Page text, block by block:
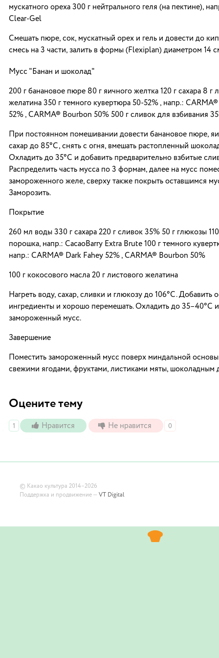
мускатного ореха 300 г нейтрального геля (на пектине),
Clear-Gel
Смешать пюре, сок, мускатный орех и гель и довести до
смесь на 3 части, залить в формы (Flexiplan) диаметром 14
Мусс "Банан и шоколад"
200 г банановое пюре 80 г яичного желтка 120 г сахара 8 г
желатина 350 г темного кувертюра 50-52% , напр.:
52% , CARMA® Bourbon 50% 500 г сливок для взбивания
При постоянном помешивании довести банановое пюре,
сахар до 85°C, снять с огня, вмешать растопленный
Охладить до 35°C и добавить предварительно взбитые
Распределить часть мусса по 3 формам, далее на мусс
замороженного желе, сверху также покрыть оставшимся
Заморозить.
Покрытие
260 мл воды 330 г сахара 220 г сливок 35% 50 г глюкозы
порошка, напр.: CacaoBarry Extra Brute 100 г темного
напр.: CARMA® Dark Fahey 52% , CARMA® Bourbon 50%
100 г кокосового масла 20 г листового желатина
Нагреть воду, сахар, сливки и глюкозу до 106°C. Добавить
ингредиенты и хорошо перемешать. Охладить до 35–40°C
замороженный мусс.
Завершение
Поместить замороженный мусс поверх миндальной основы
свежими ягодами, фруктами, листиками мяты, шоколадным
Оцените тему
1 Нравится Не нравится 0
© Какао культура 2014–2026
Поддержка и продвижение — VT Digital